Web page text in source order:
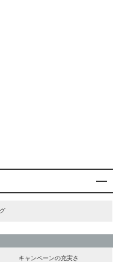
キャンペーンの充実さ